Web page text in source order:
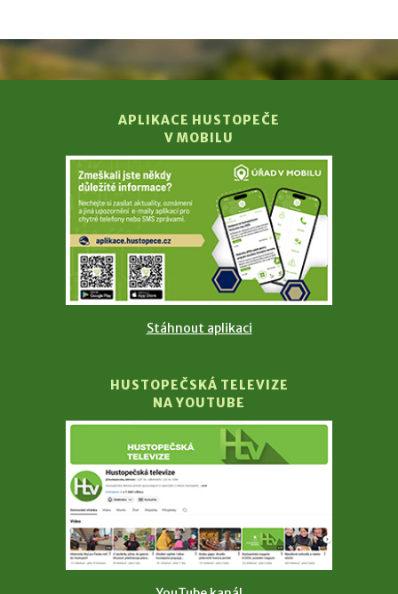
APLIKACE HUSTOPEČE
V MOBILU
Stáhnout aplikaci
HUSTOPEČSKÁ TELEVIZE
NA YOUTUBE